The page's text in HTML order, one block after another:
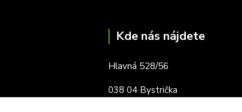
Kde nás nájdete
Hlavná 528/56
038 04 Bystrička